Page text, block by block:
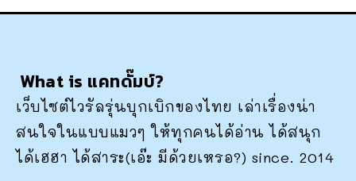
What is แคทดั๊มบ์?
เว็บไซต์ไวรัลรุ่นบุกเบิกของไทย เล่าเรื่องน่า
สนใจในแบบแมวๆ ให้ทุกคนได้อ่าน ได้สนุก
ได้เฮฮา ได้สาระ(เอ๊ะ มีด้วยเหรอ?) since. 2014